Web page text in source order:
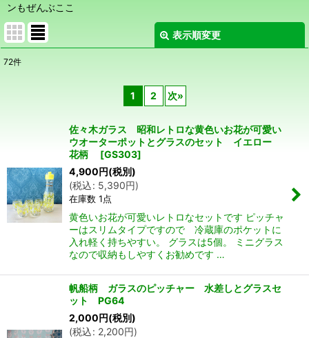
ンもぜんぶここ
表示順変更
72件
1 2 次»
佐々木ガラス 昭和レトロな黄色いお花が可愛い
ウオーターポットとグラスのセット イエロー
花柄
[GS303]
4,900円(税別)
(税込: 5,390円)
在庫数 1点
黄色いお花が可愛いレトロなセットです ピッチャ
ーはスリムタイプですので 冷蔵庫のポケットに
入れ軽く持ちやすい。 グラスは5個。 ミニグラス
なので収納もしやすくお勧めです …
帆船柄 ガラスのピッチャー 水差しとグラスセ
ット PG64
2,000円(税別)
(税込: 2,200円)